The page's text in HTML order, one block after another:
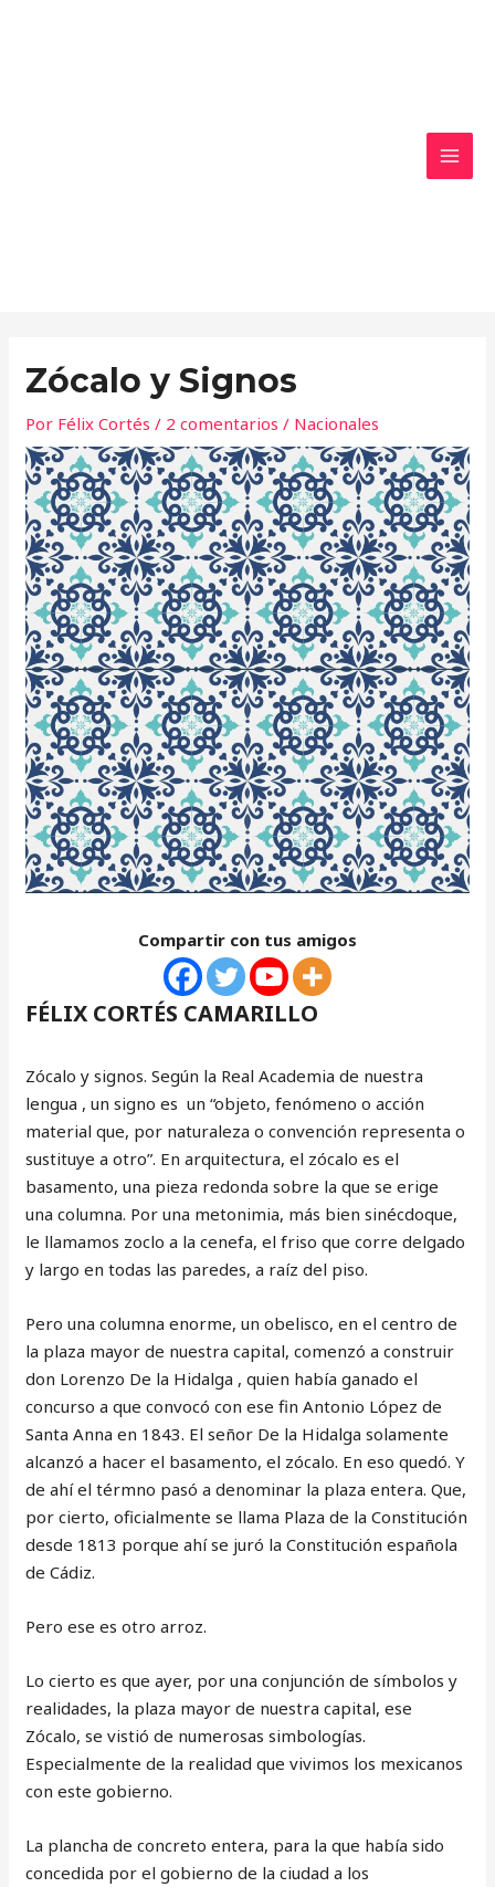
Zócalo y Signos
Por Félix Cortés/ 2 comentarios / Nacionales
Compartir con tus amigos
FÉLIX CORTÉS CAMARILLO
Zócalo y signos. Según la Real Academia de nuestra
lengua , un signo es un “objeto, fenómeno o acción
material que, por naturaleza o convención representa o
sustituye a otro”. En arquitectura, el zócalo es el
basamento, una pieza redonda sobre la que se erige
una columna. Por una metonimia, más bien sinécdoque,
le llamamos zoclo a la cenefa, el friso que corre delgado
y largo en todas las paredes, a raíz del piso.
Pero una columna enorme, un obelisco, en el centro de
la plaza mayor de nuestra capital, comenzó a construir
don Lorenzo De la Hidalga , quien había ganado el
concurso a que convocó con ese fin Antonio López de
Santa Anna en 1843. El señor De la Hidalga solamente
alcanzó a hacer el basamento, el zócalo. En eso quedó. Y
de ahí el térmno pasó a denominar la plaza entera. Que,
por cierto, oficialmente se llama Plaza de la Constitución
desde 1813 porque ahí se juró la Constitución española
de Cádiz.
Pero ese es otro arroz.
Lo cierto es que ayer, por una conjunción de símbolos y
realidades, la plaza mayor de nuestra capital, ese
Zócalo, se vistió de numerosas simbologías.
Especialmente de la realidad que vivimos los mexicanos
con este gobierno.
La plancha de concreto entera, para la que había sido
concedida por el gobierno de la ciudad a los